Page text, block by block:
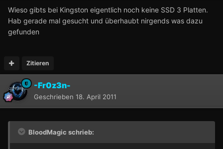
Wieso gibts bei Kingston eigentlich noch keine SSD 3 Platten.
Hab gerade mal gesucht und überhaubt nirgends was dazu
gefunden
Zitieren
-Fr0z3n-
Geschrieben 18. April 2011
BloodMagic schrieb: